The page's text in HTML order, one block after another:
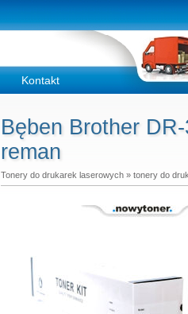
Kontakt
Bęben Brother
reman
Tonery do drukarek laserowych » tonery do